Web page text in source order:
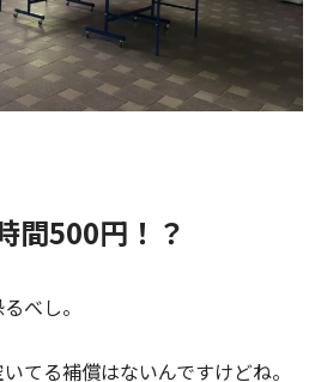
間500円！？
べし。
てる補償はないんですけどね。